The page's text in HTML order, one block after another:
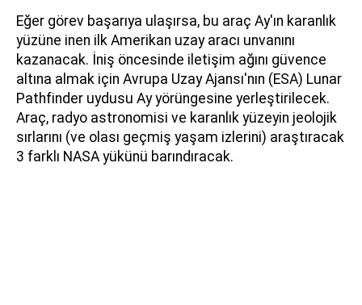
Eğer görev başarıya ulaşırsa, bu araç Ay'ın karanlık
yüzüne inen ilk Amerikan uzay aracı unvanını
kazanacak. İniş öncesinde iletişim ağını güvence
altına almak için Avrupa Uzay Ajansı'nın (ESA) Lunar
Pathfinder uydusu Ay yörüngesine yerleştirilecek.
Araç, radyo astronomisi ve karanlık yüzeyin jeolojik
sırlarını (ve olası geçmiş yaşam izlerini) araştıracak
3 farklı NASA yükünü barındıracak.